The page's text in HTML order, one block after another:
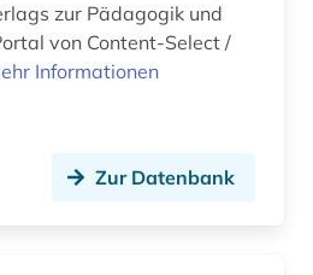
zur Pädagogik und
von Content-Select /
Informationen
Zur Datenbank